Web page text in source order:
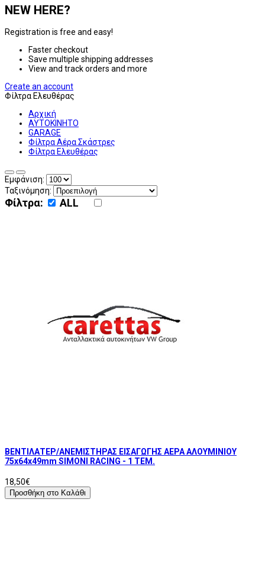
NEW HERE?
Registration is free and easy!
Faster checkout
Save multiple shipping addresses
View and track orders and more
Create an account
Φίλτρα Ελευθέρας
Αρχική
ΑΥΤΟΚΙΝΗΤΟ
GARAGE
Φίλτρα Αέρα Σκάστρες
Φίλτρα Ελευθέρας
Εμφάνιση:
Ταξινόμηση:
Φίλτρα: ALL
ΒΕΝΤΙΛΑΤΕΡ/ΑΝΕΜΙΣΤΗΡΑΣ ΕΙΣΑΓΩΓΗΣ ΑΕΡΑ ΑΛΟΥΜΙΝΙΟΥ
75x64x49mm SIMONI RACING - 1 TEM.
18,50€
Προσθήκη στο Καλάθι